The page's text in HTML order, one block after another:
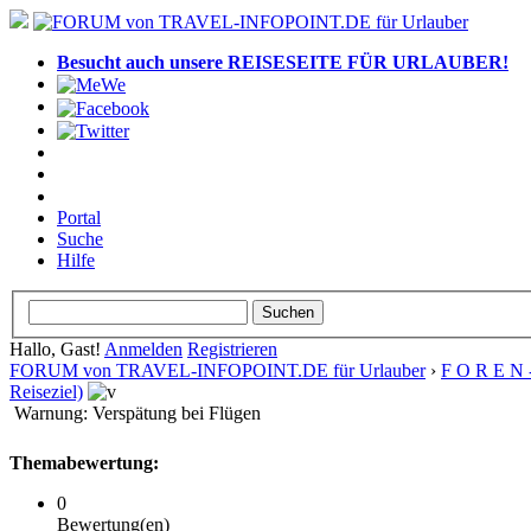
Besucht auch unsere REISESEITE FÜR URLAUBER!
Portal
Suche
Hilfe
Hallo, Gast! Anmelden Registrieren
FORUM von TRAVEL-INFOPOINT.DE für Urlauber› F O R E N
Reiseziel)
Warnung: Verspätung bei Flügen
Themabewertung:
0
Bewertung(en)